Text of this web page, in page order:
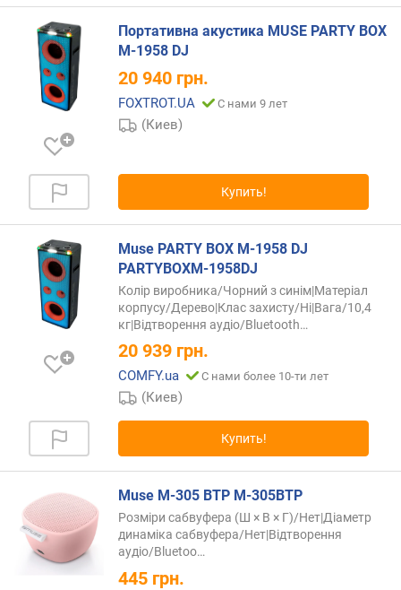
e
t
o
o
-
в
о
к
а
н
л
о
в
о
п
о
Портативна акустика MUSE PARTY BOX
M-1958 DJ
20 940 грн.
FOXTROT.UA С нами 9 лет
(Киев)
Купить!
Muse PARTY BOX M-1958 DJ
PARTYBOXM-1958DJ
Колір виробника/Чорний з синім|Матеріал
корпусу/Дерево|Клас захисту/Ні|Вага/10,4
кг|Відтворення аудіо/Bluetooth…
20 939 грн.
COMFY.ua С нами более 10-ти лет
(Киев)
Купить!
Muse M-305 BTP M-305BTP
Розміри сабвуфера (Ш × В × Г)/Нет|Діаметр
динаміка сабвуфера/Нет|Відтворення
аудіо/Bluetoo…
445 грн.